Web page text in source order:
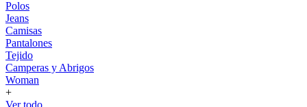
Polos
Jeans
Camisas
Pantalones
Tejido
Camperas y Abrigos
Woman
+
Ver todo